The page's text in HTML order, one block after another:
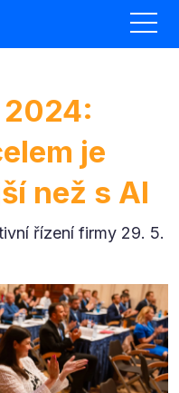
2024:
je
než s AI
řízení firmy 29. 5.